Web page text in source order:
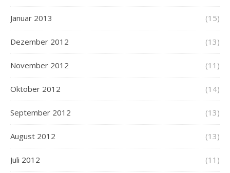
Januar 2013 (15)
Dezember 2012 (13)
November 2012 (11)
Oktober 2012 (14)
September 2012 (13)
August 2012 (13)
Juli 2012 (11)